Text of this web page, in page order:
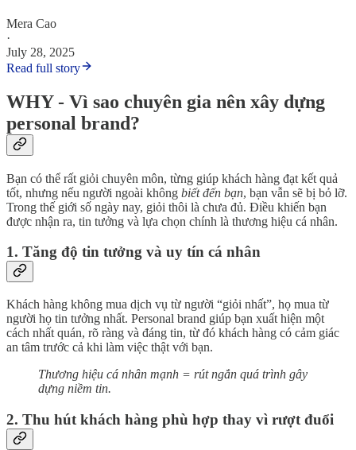
Mera Cao
·
July 28, 2025
Read full story
WHY - Vì sao chuyên gia nên xây dựng
personal brand?
Bạn có thể rất giỏi chuyên môn, từng giúp khách hàng đạt kết quả
tốt, nhưng nếu người ngoài không biết đến bạn, bạn vẫn sẽ bị bỏ lỡ.
Trong thế giới số ngày nay, giỏi thôi là chưa đủ. Điều khiến bạn
được nhận ra, tin tưởng và lựa chọn chính là thương hiệu cá nhân.
1. Tăng độ tin tưởng và uy tín cá nhân
Khách hàng không mua dịch vụ từ người “giỏi nhất”, họ mua từ
người họ tin tưởng nhất. Personal brand giúp bạn xuất hiện một
cách nhất quán, rõ ràng và đáng tin, từ đó khách hàng có cảm giác
an tâm trước cả khi làm việc thật với bạn.
Thương hiệu cá nhân mạnh = rút ngắn quá trình gây
dựng niềm tin.
2. Thu hút khách hàng phù hợp thay vì rượt đuổi